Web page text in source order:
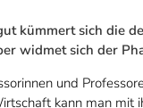
kümmert sich die
widmet sich der
und
kann man mit